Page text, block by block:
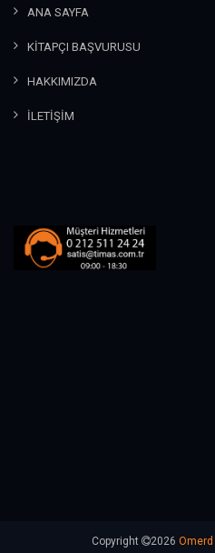
ANA SAYFA
KİTAPÇI BAŞVURUSU
HAKKIMIZDA
İLETİŞİM
Copyright 2026 Omerd